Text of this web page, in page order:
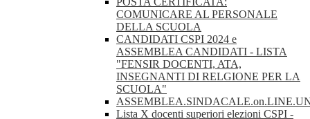
COMUNICARE AL PERSONALE
DELLA SCUOLA
CANDIDATI CSPI 2024 e
ASSEMBLEA CANDIDATI - LISTA
"FENSIR DOCENTI, ATA,
INSEGNANTI DI RELGIONE PER LA
SCUOLA"
Lista X docenti superiori elezioni CSPI -